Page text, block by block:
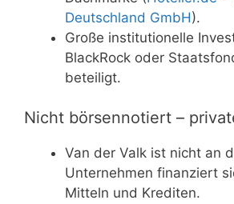
Deutschland GmbH).
Große institutionelle
BlackRock oder
beteiligt.
Nicht börsennotiert –
Van der Valk ist nicht an
Unternehmen finanziert
Mitteln und Krediten.